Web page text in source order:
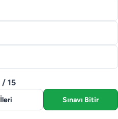
/ 15
İleri Sınavı Bitir